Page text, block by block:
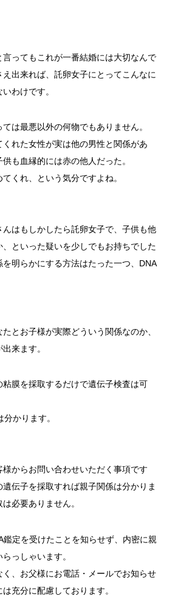
ってもこれが一番結婚には大切なんで
出来れば、託卵女子にとってこんなに
わけです。
は最悪以外の何物でもありません。
くれた女性が実は他の男性と関係があ
も血縁的には赤の他人だった。
くれ、という気分ですよね。
はもしかしたら託卵女子で、子供も他
、といった疑いを少しでもお持ちでした
を明らかにする方法はたった一つ、DNA
とお子様が実際どういう関係なのか、
来ます。
膜を採取するだけで遺伝子検査は可
かります。
からお問い合わせいただく事項です
伝子を採取すれば親子関係は分かりま
必要ありません。
鑑定を受けたことを知らせず、内密に親
っしゃいます。
、お父様にお電話・メールでお知らせ
充分に配慮しております。